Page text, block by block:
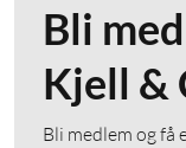
Bli
Kjell &
Bli medlem og få